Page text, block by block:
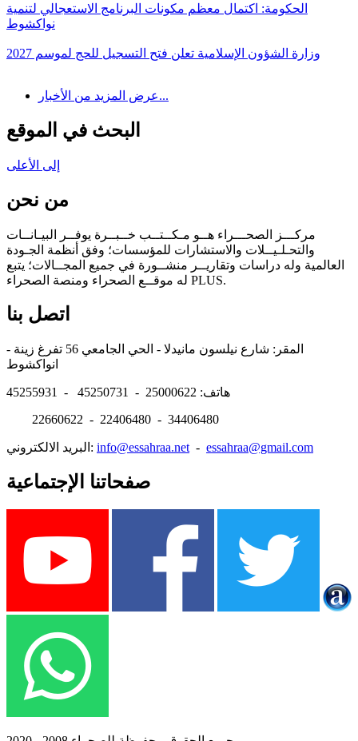
الحكومة: اكتمال معظم مكونات البرنامج الاستعجالي لتنمية
نواكشوط
وزارة الشؤون الإسلامية تعلن فتح التسجيل للحج لموسم 2027
عرض المزيد من الأخبار...
البحث في الموقع
إلى الأعلى
من نحن
مركـــز الصحـــراء هــو مـكــتــب خــبــرة يوفــر البيـانــات
والتحـلـيــلات والاستشارات للمؤسسات؛ وفق أنظمة الجـودة
العالمية وله دراسات وتقاريــر منشــورة في جميع المجــالات؛ يتبع
له موقــع الصحراء ومنصة الصحراء PLUS.
اتصل بنا
المقر: شارع نيلسون مانيدلا - الحي الجامعي 56 تفرغ زينة -
هاتف: 25000622 - 45250731 - 45255931
22660622 - 22406480 - 34406480
البريد الالكتروني: info@essahraa.net - essahraa@gmail.com
صفحاتنا الإجتماعية